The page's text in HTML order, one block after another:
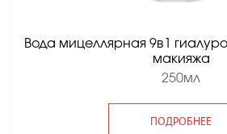
Вода мицеллярная 9в1
макияжа
250мл
ПОДРОБНЕЕ